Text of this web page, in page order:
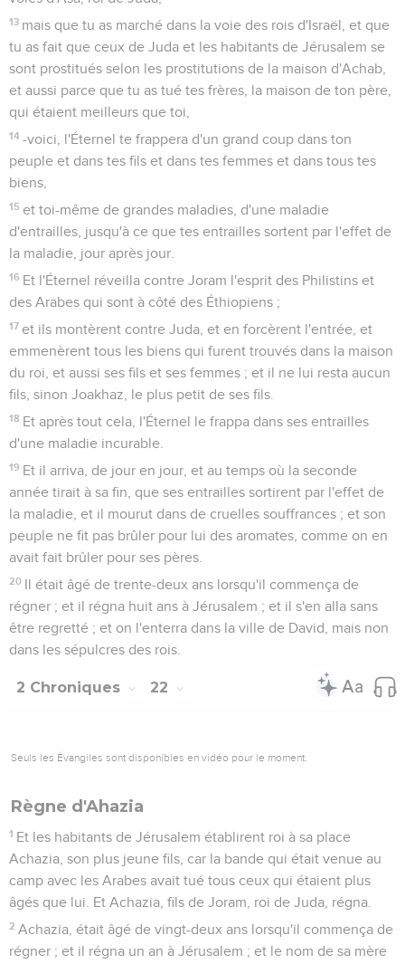
13 mais que tu as marché dans la voie des rois d'Israël, et que
tu as fait que ceux de Juda et les habitants de Jérusalem se
sont prostitués selon les prostitutions de la maison d'Achab,
et aussi parce que tu as tué tes frères, la maison de ton père,
qui étaient meilleurs que toi,
14 -voici, l'Éternel te frappera d'un grand coup dans ton
peuple et dans tes fils et dans tes femmes et dans tous tes
biens,
15 et toi-même de grandes maladies, d'une maladie
d'entrailles, jusqu'à ce que tes entrailles sortent par l'effet de
la maladie, jour après jour.
16 Et l'Éternel réveilla contre Joram l'esprit des Philistins et
des Arabes qui sont à côté des Éthiopiens ;
17 et ils montèrent contre Juda, et en forcèrent l'entrée, et
emmenèrent tous les biens qui furent trouvés dans la maison
du roi, et aussi ses fils et ses femmes ; et il ne lui resta aucun
fils, sinon Joakhaz, le plus petit de ses fils.
18 Et après tout cela, l'Éternel le frappa dans ses entrailles
d'une maladie incurable.
19 Et il arriva, de jour en jour, et au temps où la seconde
année tirait à sa fin, que ses entrailles sortirent par l'effet de
la maladie, et il mourut dans de cruelles souffrances ; et son
peuple ne fit pas brûler pour lui des aromates, comme on en
avait fait brûler pour ses pères.
20 Il était âgé de trente-deux ans lorsqu'il commença de
régner ; et il régna huit ans à Jérusalem ; et il s'en alla sans
être regretté ; et on l'enterra dans la ville de David, mais non
dans les sépulcres des rois.
2 Chroniques 22
Seuls les Évangiles sont disponibles en vidéo pour le moment.
Règne d'Ahazia
1 Et les habitants de Jérusalem établirent roi à sa place
Achazia, son plus jeune fils, car la bande qui était venue au
camp avec les Arabes avait tué tous ceux qui étaient plus
âgés que lui. Et Achazia, fils de Joram, roi de Juda, régna.
2 Achazia, était âgé de vingt-deux ans lorsqu'il commença de
régner ; et il régna un an à Jérusalem ; et le nom de sa mère